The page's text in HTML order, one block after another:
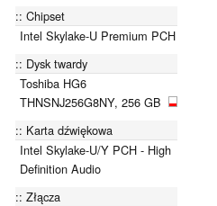
Chipset
Intel Skylake-U Premium PCH
Dysk twardy
Toshiba HG6
THNSNJ256G8NY, 256 GB
Karta dźwiękowa
Intel Skylake-U/Y PCH - High
Definition Audio
Złącza